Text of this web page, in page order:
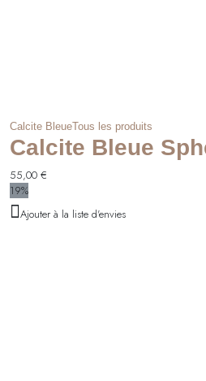
Calcite BleueTous les produits
Calcite Bleue
55,00 €
19%
Ajouter à la liste d'envies